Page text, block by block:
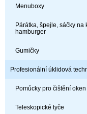
Menuboxy
Párátka, špejle, sáčky na
hamburger
Gumičky
Profesionální úklidová
Pomůcky pro čištění oken
Teleskopické tyče